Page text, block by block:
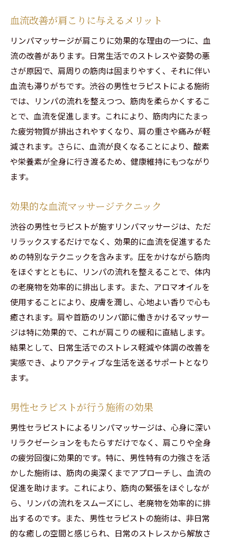
血流改善が肩こりに与えるメリット
リンパマッサージが肩こりに効果的な理由の一つに、血
流の改善があります。日常生活でのストレスや姿勢の悪
さが原因で、肩周りの筋肉は固まりやすく、それに伴い
血流も滞りがちです。渋谷の男性セラピストによる施術
では、リンパの流れを整えつつ、筋肉を柔らかくするこ
とで、血流を促進します。これにより、筋肉内にたまっ
た疲労物質が排出されやすくなり、肩の重さや痛みが軽
減されます。さらに、血流が良くなることにより、酸素
や栄養素が全身に行き渡るため、健康維持にもつながり
ます。
効果的な血流マッサージテクニック
渋谷の男性セラピストが施すリンパマッサージは、ただ
リラックスするだけでなく、効果的に血流を促進するた
めの特別なテクニックを含みます。圧をかけながら筋肉
をほぐすとともに、リンパの流れを整えることで、体内
の老廃物を効率的に排出します。また、アロマオイルを
使用することにより、皮膚を潤し、心地よい香りで心も
癒されます。肩や首筋のリンパ節に働きかけるマッサー
ジは特に効果的で、これが肩こりの緩和に直結します。
結果として、日常生活でのストレス軽減や体調の改善を
実感でき、よりアクティブな生活を送るサポートとなり
ます。
男性セラピストが行う施術の効果
男性セラピストによるリンパマッサージは、心身に深い
リラクゼーションをもたらすだけでなく、肩こりや全身
の疲労回復に効果的です。特に、男性特有の力強さを活
かした施術は、筋肉の奥深くまでアプローチし、血流の
促進を助けます。これにより、筋肉の緊張をほぐしなが
ら、リンパの流れをスムーズにし、老廃物を効率的に排
出するのです。また、男性セラピストの施術は、非日常
的な癒しの空間と感じられ、日常のストレスから解放さ